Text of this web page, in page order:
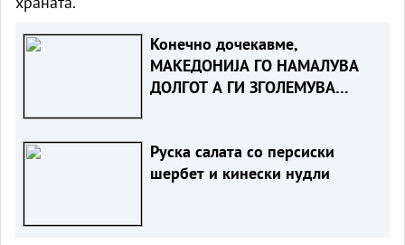
Конечно дочекавме,
МАКЕДОНИЈА ГО НАМАЛУВА
ДОЛГОТ А ГИ ЗГОЛЕМУВА
Руска салата со персиски
шербет и кинески нудли